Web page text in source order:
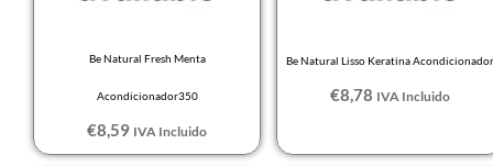
Be Natural Fresh Menta
Acondicionador350
€8,59 IVA Incluido
Be Natural Lisso Keratina Acondicionador
€8,78 IVA Incluido